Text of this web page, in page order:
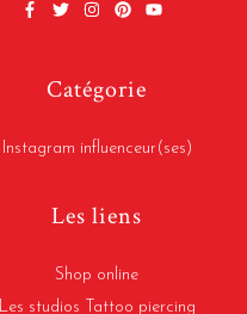
Catégorie
Instagram influenceur(ses)
Les liens
Shop online
Les studios Tattoo piercing